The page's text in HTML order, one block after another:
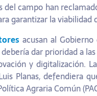
del campo han
garantizar la
acusan al Gobierno
dar prioridad a
y digitalización.
Planas, defendiera
Agraria Común